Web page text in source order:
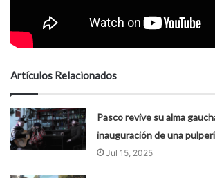
Artículos Relacionados
Pasco revive su alma
inauguración de una
Jul 15, 2025